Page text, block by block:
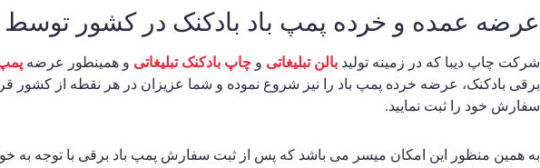
عرضه عمده و خرده پمپ باد بادکنک در کشور توسط
شرکت چاپ دیبا که در زمینه تولید بالن تبلیغاتی و چاپ بادکنک تبلیغاتی و همینطور عرضه پمپ
برقی بادکنک، عرضه خرده پمپ باد را نیز شروع نموده و شما عزیزان در هر نقطه از کشور
سفارش خود را ثبت نمایید.
به همین منظور این امکان میسر می باشد که پس از ثبت سفارش پمپ باد برقی با توجه به